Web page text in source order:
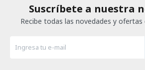
Suscríbete a nuestra
Recibe todas las novedades y